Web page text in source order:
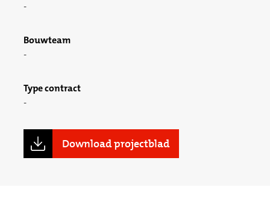
Bouwteam
Type contract
Download projectblad